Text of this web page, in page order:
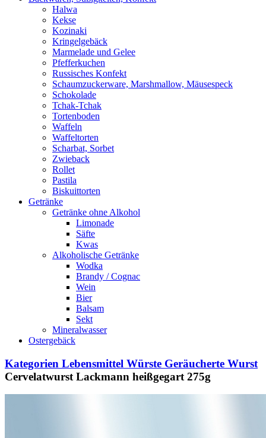
Halwa
Kekse
Kozinaki
Kringelgebäck
Marmelade und Gelee
Pfefferkuchen
Russisches Konfekt
Schaumzuckerware, Marshmallow, Mäusespeck
Schokolade
Tchak-Tchak
Tortenboden
Waffeln
Waffeltorten
Scharbat, Sorbet
Zwieback
Rollet
Pastila
Biskuittorten
Getränke
Getränke ohne Alkohol
Limonade
Säfte
Kwas
Alkoholische Getränke
Wodka
Brandy / Cognac
Wein
Bier
Balsam
Sekt
Mineralwasser
Ostergebäck
Kategorien Lebensmittel Würste Geräucherte Wurst
Cervelatwurst Lackmann heißgegart 275g